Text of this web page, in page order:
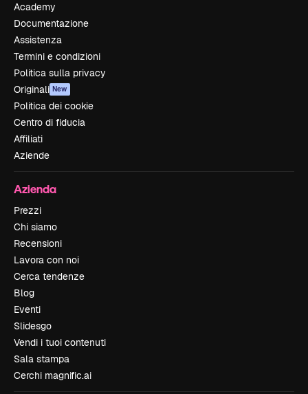
Academy
Documentazione
Assistenza
Termini e condizioni
Politica sulla privacy
Originali New
Politica dei cookie
Centro di fiducia
Affiliati
Aziende
Azienda
Prezzi
Chi siamo
Recensioni
Lavora con noi
Cerca tendenze
Blog
Eventi
Slidesgo
Vendi i tuoi contenuti
Sala stampa
Cerchi magnific.ai